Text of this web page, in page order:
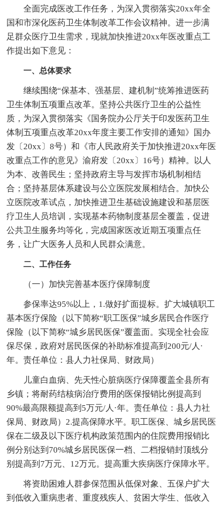
全面完成医改工作任务，为深入贯彻落实20xx年全
国和市深化医药卫生体制改革工作会议精神。进一步满
足群众医疗卫生需求，现就加快推进20xx年医改重点工
作提出如下意见：
一、总体要求
继续围绕“保基本、强基层、建机制”统筹推进医药
卫生体制五项重点改革。坚持公共医疗卫生的公益性
质，为深入贯彻落实《国务院办公厅关于印发医药卫生
体制五项重点改革20xx年度主要工作安排的通知》国办
发〔20xx〕8号）和《市人民政府关于加快推进20xx年医
改重点工作的意见》渝府发〔20xx〕16号）精神。以人
为本、改善民生；坚持政府主导与发挥市场机制相结
合；坚持基层体系建设与公立医院发展相结合。加快公
立医院改革试点，加快推进卫生基础设施建设和基层医
疗卫生人员培训，实现基本药物制度基层全覆盖，促进
公共卫生服务均等化，完成国家医改近期五项重点任
务，让广大医务人员和人民群众满意。
二、工作任务
（一）加快完善基本医疗保障制度
参保率达95%以上，1.做好扩面提标。扩大城镇职工
基本医疗保险（以下简称“职工医保”城乡居民合作医疗
保险（以下简称“城乡居民医保”覆盖面。实现全社会应
保尽保，政府对居民医保的补助标准提高到200元/人·
年。责任单位：县人力社保局、财政局）
儿童白血病、先天性心脏病医疗保障覆盖全县所有
乡镇；将耐药结核病治疗费用的医保报销比例提高到
90%最高限额提高到5万元/人·年。责任单位：县人力社
保局、财政局）2.提高保障水平。职工医保、城乡居民医
保在二级及以下医疗机构政策范围内的住院费用报销比
例分别达到70%城乡居民医保一档、二档报销封顶线分
别提高到7万元、12万元。提高重大疾病医疗保障水平。
将资助困难人群参保范围从低保对象、五保户扩大
到低收入重病患者、重度残疾人、贫困大学生、低收入